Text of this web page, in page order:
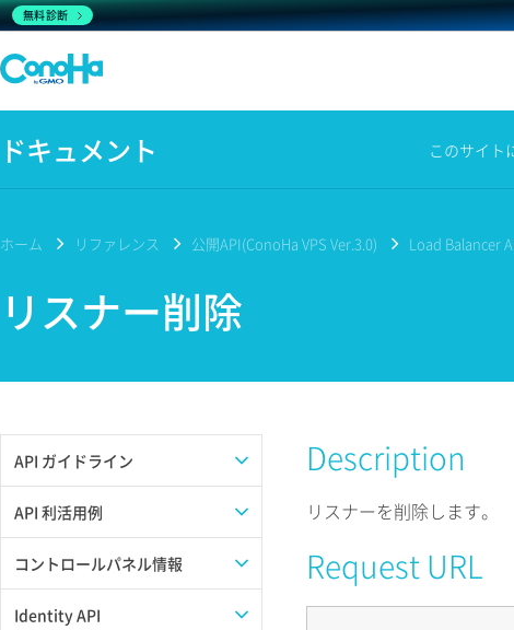
ドキュメント このサイト
ホーム リファレンス 公開API(ConoHa VPS Ver.3.0) Load Balancer
リスナー削除
API ガイドライン
APIのご利用について
API 利活用例
APIでAPIサブユーザーを作成する
APIでVPSにISOイメージを挿入する
コントロールパネル情報
APIユーザーを作成する
Identity API
Description
リスナーを削除します。
Request URL
無料診断